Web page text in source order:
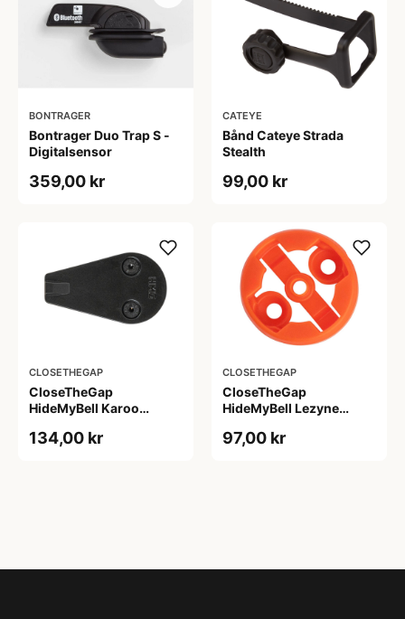
BONTRAGER
Bontrager Duo Trap S -
Digitalsensor
359,00 kr
CATEYE
Bånd Cateye Strada
Stealth
99,00 kr
CLOSETHEGAP
CloseTheGap
HideMyBell Karoo
134,00 kr
CLOSETHEGAP
CloseTheGap
HideMyBell Lezyne
97,00 kr